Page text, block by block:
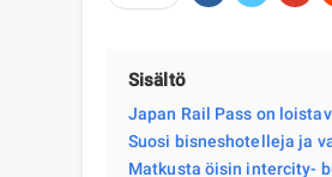
Sisältö
Japan Rail Pass on
Suosi bisneshotelleja ja
Matkusta öisin intercity-